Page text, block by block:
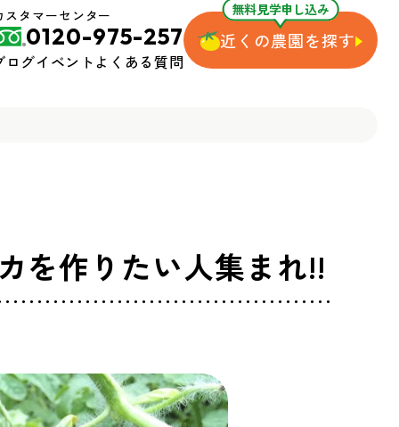
スタマーセンター
0120-975-257
ログイベントよくある質問
無料見学申し込み
近くの農園を探す
を作りたい人集まれ!!